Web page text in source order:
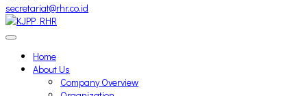
secretariat@rhr.co.id
Home
About Us
Company Overview